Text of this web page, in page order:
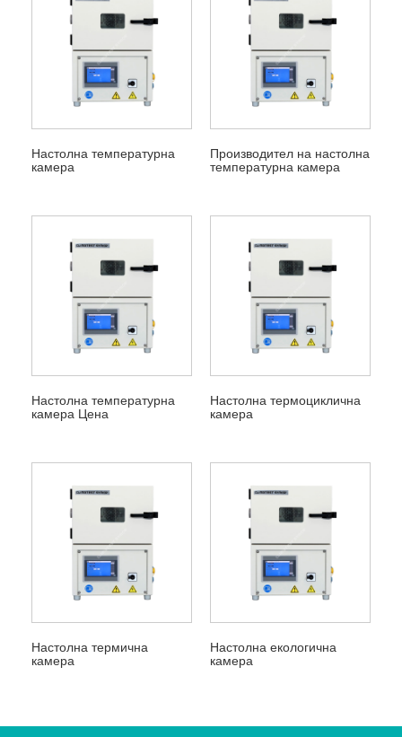
Настолна температурна
камера
Производител на настолна
температурна камера
Настолна температурна
камера Цена
Настолна термоциклична
камера
Настолна термична
камера
Настолна екологична
камера